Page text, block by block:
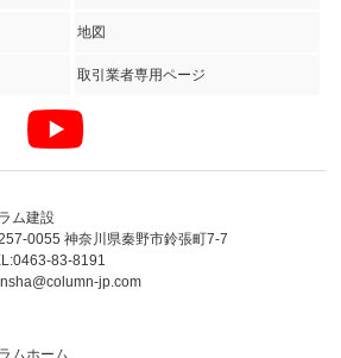
地図
取引業者専用ページ
ム建設
0055 神奈川県秦野市鈴張町7-7
83-8191
jp.com
ムホーム